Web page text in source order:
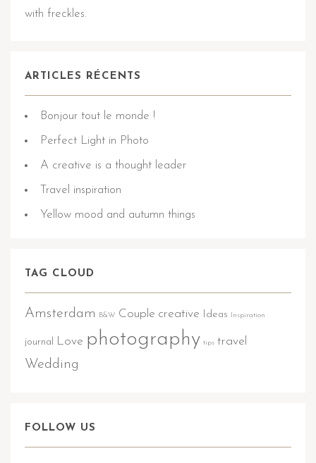
with freckles.
ARTICLES RÉCENTS
Bonjour tout le monde !
Perfect Light in Photo
A creative is a thought leader
Travel inspiration
Yellow mood and autumn things
TAG CLOUD
Amsterdam B&W Couple creative Ideas Inspiration
journal Love photography tips travel
Wedding
FOLLOW US